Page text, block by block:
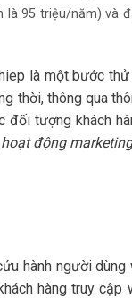
95 triệu/năm) và
là một bước
thời, thông qua
tượng khách
động
hành người
hàng truy cập